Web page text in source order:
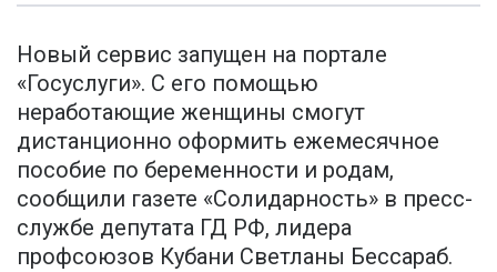
Новый сервис запущен на портале
«Госуслуги». С его помощью
неработающие женщины смогут
дистанционно оформить ежемесячное
пособие по беременности и родам,
сообщили газете «Солидарность» в пресс-
службе депутата ГД РФ, лидера
профсоюзов Кубани Светланы Бессараб.